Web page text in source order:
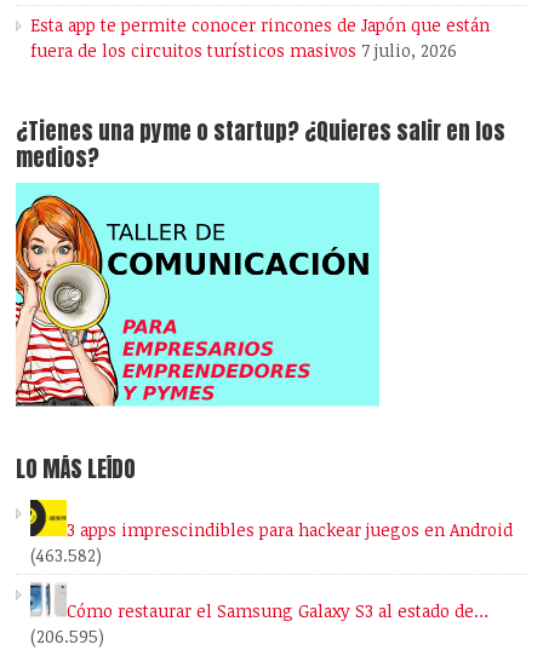
Esta app te permite conocer rincones de Japón que están
fuera de los circuitos turísticos masivos 7 julio, 2026
¿Tienes una pyme o startup? ¿Quieres salir en los
medios?
LO MÁS LEÍDO
3 apps imprescindibles para hackear juegos en Android
(463.582)
Cómo restaurar el Samsung Galaxy S3 al estado de…
(206.595)